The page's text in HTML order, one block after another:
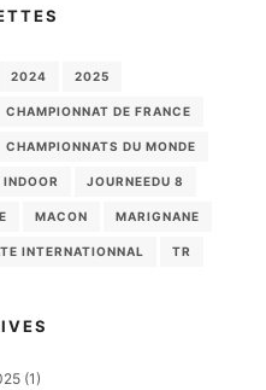
2024 2025
CHAMPIONNAT DE FRANCE
CHAMPIONNATS DU MONDE
INDOOR JOURNEEDU 8
MACON MARIGNANE
INTERNATIONNAL TR
(1)